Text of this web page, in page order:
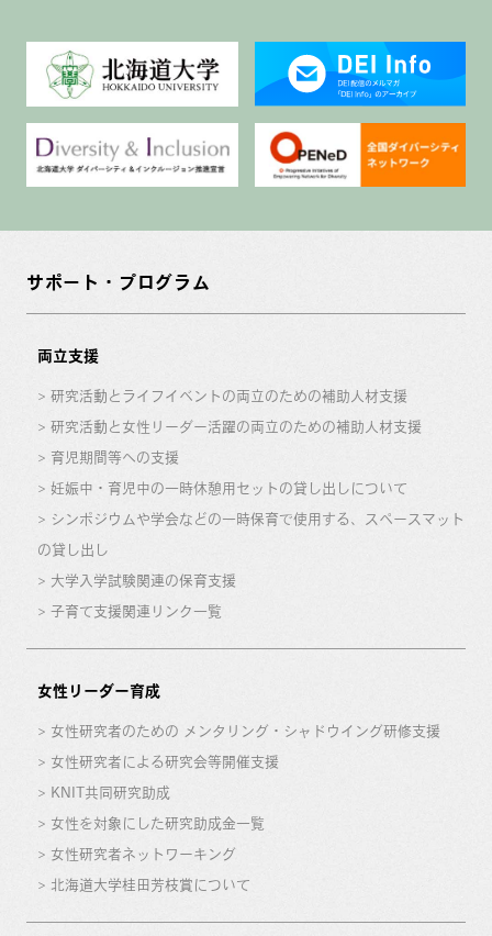
サポート・プログラム
両立支援
研究活動とライフイベントの両立のための補助人材支援
研究活動と女性リーダー活躍の両立のための補助人材支援
育児期間等への支援
妊娠中・育児中の一時休憩用セットの貸し出しについて
シンポジウムや学会などの一時保育で使用する、スペースマット
の貸し出し
大学入学試験関連の保育支援
子育て支援関連リンク一覧
女性リーダー育成
女性研究者のための メンタリング・シャドウイング研修支援
女性研究者による研究会等開催支援
KNIT共同研究助成
女性を対象にした研究助成金一覧
女性研究者ネットワーキング
北海道大学桂田芳枝賞について